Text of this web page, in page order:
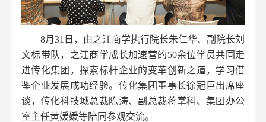
8月31 日 ，由之江商学执行院长朱仁华、 副院长刘
文标带队 ，之江商学成长加速营的50余位学员共同 走
进传化集团，探索标杆企业的变革创新之道，学习借
鉴企业发展成功经验。传化集团董事长徐冠巨出席座
谈，传化科技城总裁陈涛、副总裁蒋掌科、集团办公
室主任黄媛媛等陪同参观交流。